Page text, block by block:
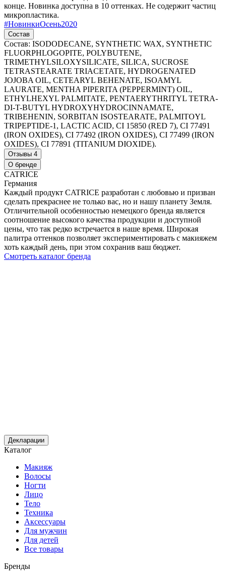
конце. Новинка доступна в 10 оттенках. Не содержит частиц
микропластика.
#НовинкиОсень2020
Состав
Состав: ISODODECANE, SYNTHETIC WAX, SYNTHETIC
FLUORPHLOGOPITE, POLYBUTENE,
TRIMETHYLSILOXYSILICATE, SILICA, SUCROSE
TETRASTEARATE TRIACETATE, HYDROGENATED
JOJOBA OIL, CETEARYL BEHENATE, ISOAMYL
LAURATE, MENTHA PIPERITA (PEPPERMINT) OIL,
ETHYLHEXYL PALMITATE, PENTAERYTHRITYL TETRA-
DI-T-BUTYL HYDROXYHYDROCINNAMATE,
TRIBEHENIN, SORBITAN ISOSTEARATE, PALMITOYL
TRIPEPTIDE-1, LACTIC ACID, CI 15850 (RED 7), CI 77491
(IRON OXIDES), CI 77492 (IRON OXIDES), CI 77499 (IRON
OXIDES), CI 77891 (TITANIUM DIOXIDE).
Отзывы 4
О бренде
CATRICE
Германия
Каждый продукт CATRICE разработан с любовью и призван
сделать прекраснее не только вас, но и нашу планету Земля.
Отличительной особенностью немецкого бренда является
соотношение высокого качества продукции и доступной
цены, что так редко встречается в наше время. Широкая
палитра оттенков позволяет экспериментировать с макияжем
хоть каждый день, при этом сохранив ваш бюджет.
Смотреть каталог бренда
Декларации
Каталог
Макияж
Волосы
Ногти
Лицо
Тело
Техника
Аксессуары
Для мужчин
Для детей
Все товары
Бренды